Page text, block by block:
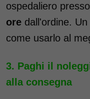
ospedaliero
ore dall'ordine.
come usarlo al
Paghi il
alla consegna